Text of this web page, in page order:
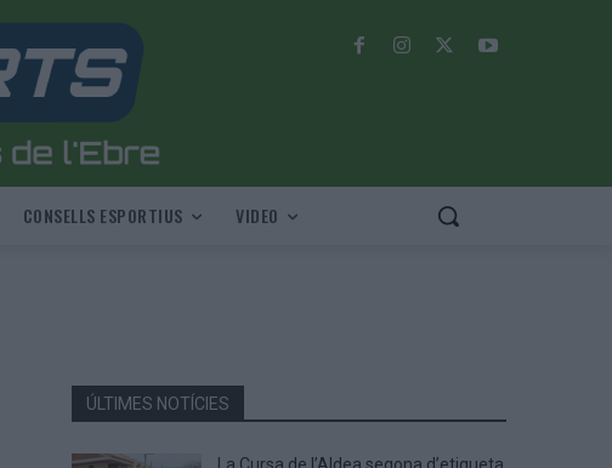
CONSELLS ESPORTIUS VIDEO
ÚLTIMES NOTÍCIES